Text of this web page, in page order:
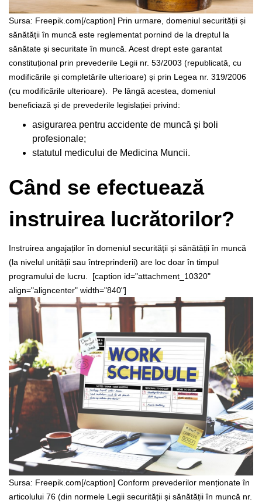
Sursa: Freepik.com[/caption] Prin urmare, domeniul securității și
sănătății în muncă este reglementat pornind de la dreptul la
sănătate și securitate în muncă. Acest drept este garantat
constituțional prin prevederile Legii nr. 53/2003 (republicată, cu
modificările și completările ulterioare) și prin Legea nr. 319/2006
(cu modificările ulterioare).
Pe lângă acestea, domeniul
beneficiază și de prevederile legislației privind:
asigurarea pentru accidente de muncă și boli
profesionale;
statutul medicului de Medicina Muncii.
Când se efectuează
instruirea lucrătorilor?
Instruirea angajaților în domeniul securității și sănătății în muncă
(la nivelul unității sau întreprinderii) are loc doar în timpul
programului de lucru.
[caption id="attachment_10320"
align="aligncenter" width="840"]
Sursa: Freepik.com[/caption] Conform prevederilor menționate în
articolului 76 (din normele Legii securității și sănătății în muncă nr.